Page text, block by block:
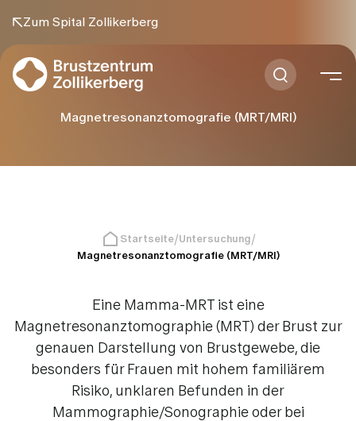
Zum Spital Zollikerberg
Magnetresonanztomografie (MRT/MRI)
Startseite Untersuchung
Magnetresonanztomografie (MRT/MRI)
Eine Mamma-MRT ist eine
Magnetresonanztomographie (MRT) der Brust zur
genauen Darstellung von Brustgewebe, die
besonders für Frauen mit hohem familiärem
Risiko, unklaren Befunden in der
Mammographie/Sonographie oder bei